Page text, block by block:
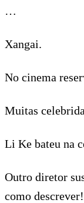
…
Xangai.
No cinema
Muitas
Li Ke bateu na
Outro diretor
como